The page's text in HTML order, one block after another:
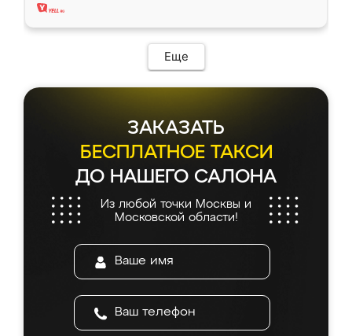
Еще
ЗАКАЗАТЬ
БЕСПЛАТНОЕ ТАКСИ
ДО НАШЕГО САЛОНА
Из любой точки Москвы и
Московской области!